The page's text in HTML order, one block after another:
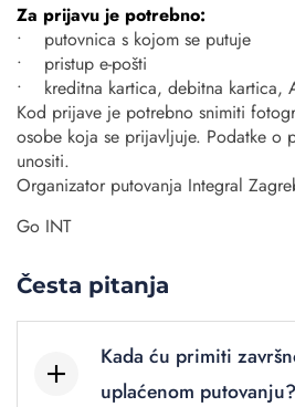
Za prijavu je potrebno:
• putovnica s kojom se putuje
• pristup e-pošti
• kreditna kartica, debitna kartica,
Kod prijave je potrebno snimiti
osobe koja se prijavljuje. Podatke o
unositi.
Organizator putovanja Integral
Go INT
Česta pitanja
Kada ću primiti
uplaćenom putovanju?